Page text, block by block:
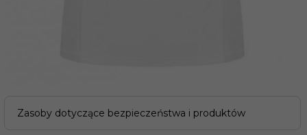
Zasoby dotyczące bezpieczeństwa i produktów